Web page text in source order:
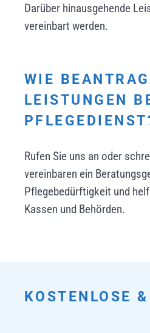
Darüber hinausgehende
vereinbart werden.
WIE
LEISTUNGEN
Rufen Sie uns an oder
vereinbaren ein
Pflegebedürftigkeit und
Kassen und Behörden.
KOSTENLOSE